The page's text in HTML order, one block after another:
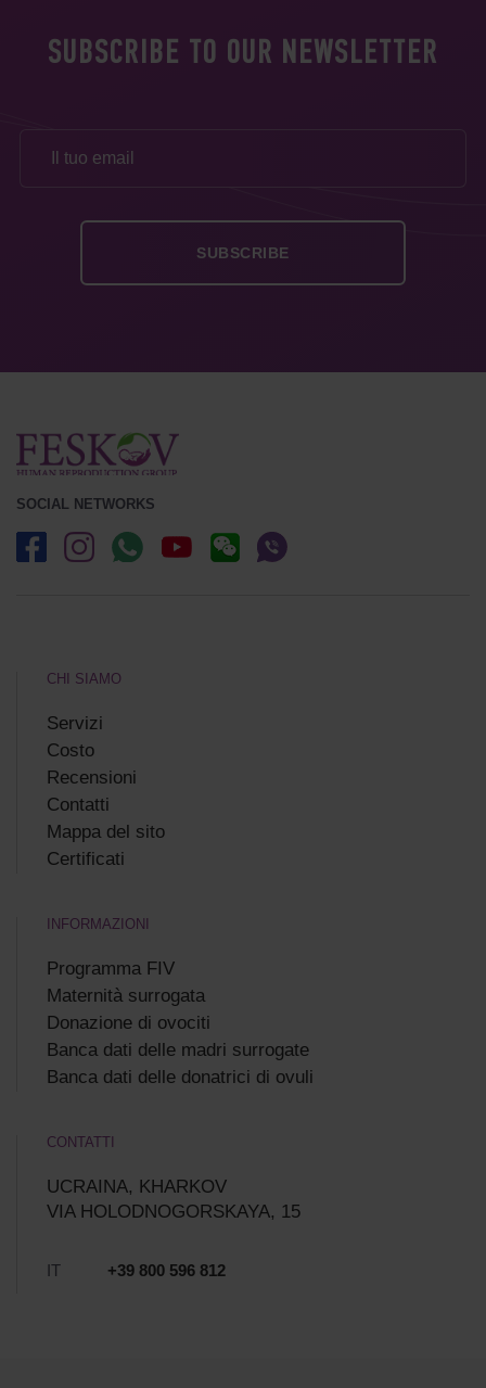
SUBSCRIBE TO OUR NEWSLETTER
SOCIAL NETWORKS
CHI SIAMO
Servizi
Costo
Recensioni
Сontatti
Mappa del sito
Certificati
INFORMAZIONI
Programma FIV
Maternità surrogata
Donazione di ovociti
Banca dati delle madri surrogate
Banca dati delle donatrici di ovuli
CONTATTI
UCRAINA, KHARKOV
VIA HOLODNOGORSKAYA, 15
IT +39 800 596 812